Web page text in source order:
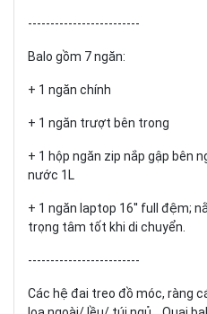
-------------------------
Balo gồm 7 ngăn:
+ 1 ngăn chính
+ 1 ngăn trượt bên trong
+ 1 hộp ngăn zip nắp gập bên
nước 1L
+ 1 ngăn laptop 16'' full đệm;
trọng tâm tốt khi di chuyển.
-------------------------
Các hệ đai treo đồ móc, ràng